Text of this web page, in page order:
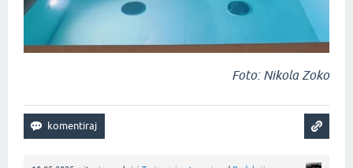
Foto: Nikola Zoko